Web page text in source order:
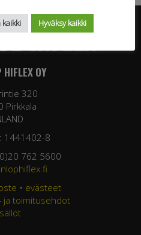
HIFLEX OY
320
Pirkkala
1441402-8
762 5600
• evästeet
ja toimitusehdot
kaikki Hyväksy kaikki